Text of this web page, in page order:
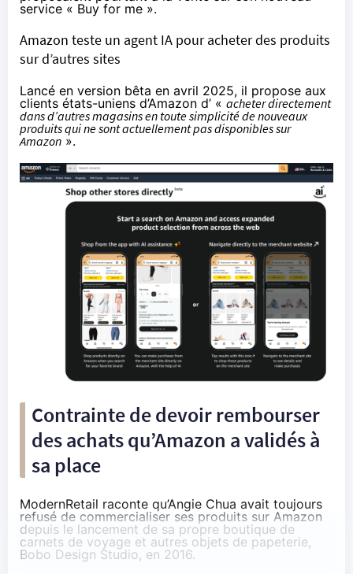
service « Buy for me ».
Amazon teste un agent IA pour acheter des produits
sur d’autres sites
Lancé en version bêta en avril 2025, il propose aux
clients états-uniens d’Amazon d’ « acheter directement
dans d’autres magasins en toute simplicité de nouveaux
produits qui ne sont actuellement pas disponibles sur
Amazon ».
Contrainte de devoir rembourser
des achats qu’Amazon a validés à
sa place
ModernRetail raconte qu’Angie Chua avait toujours
refusé de commercialiser ses produits sur Amazon
depuis le lancement de sa propre boutique de
carnets de voyage et autres objets de papeterie,
Bobo Design Studio, en 2016.